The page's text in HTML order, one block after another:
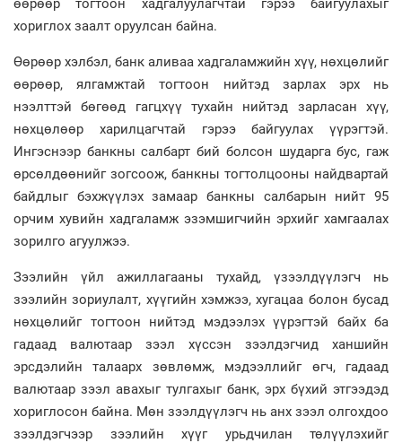
өөрөөр тогтоон хадгалуулагчтай гэрээ байгуулахыг
хориглох заалт оруулсан байна.
Өөрөөр хэлбэл, банк аливаа хадгаламжийн хүү, нөхцөлийг
өөрөөр, ялгамжтай тогтоон нийтэд зарлах эрх нь
нээлттэй бөгөөд гагцхүү тухайн нийтэд зарласан хүү,
нөхцөлөөр харилцагчтай гэрээ байгуулах үүрэгтэй.
Ингэснээр банкны салбарт бий болсон шударга бус, гаж
өрсөлдөөнийг зогсоож, банкны тогтолцооны найдвартай
байдлыг бэхжүүлэх замаар банкны салбарын нийт 95
орчим хувийн хадгаламж эзэмшигчийн эрхийг хамгаалах
зорилго агуулжээ.
Зээлийн үйл ажиллагааны тухайд, үзээлдүүлэгч нь
зээлийн зориулалт, хүүгийн хэмжээ, хугацаа болон бусад
нөхцөлийг тогтоон нийтэд мэдээлэх үүрэгтэй байх ба
гадаад валютаар зээл хүссэн зээлдэгчид ханшийн
эрсдэлийн талаарх зөвлөмж, мэдээллийг өгч, гадаад
валютаар зээл авахыг тулгахыг банк, эрх бүхий этгээдэд
хориглосон байна. Мөн зээлдүүлэгч нь анх зээл олгохдоо
зээлдэгчээр зээлийн хүүг урьдчилан төлүүлэхийг